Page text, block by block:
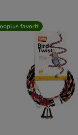
favorit